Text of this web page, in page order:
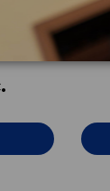
ID: